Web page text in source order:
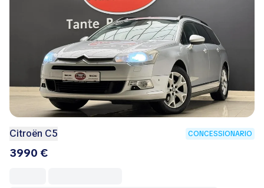
Citroën C5 CONCESSIONARIO
3990 €